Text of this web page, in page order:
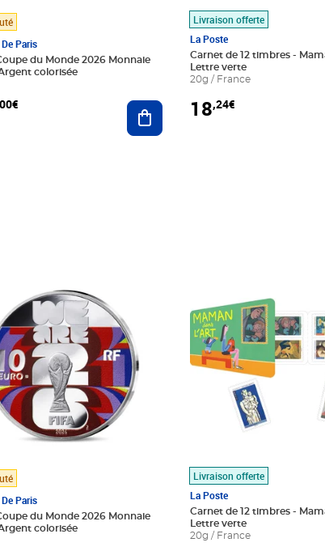
Paris
du Monde 2026 Monnaie
colorisée
Ajouter au panier
Livraison offerte
La Poste
Carnet de 12 timbres -
Lettre verte
20g / France
18,24€
Paris
du Monde 2026 Monnaie
colorisée
Livraison offerte
La Poste
Carnet de 12 timbres -
Lettre verte
20g / France